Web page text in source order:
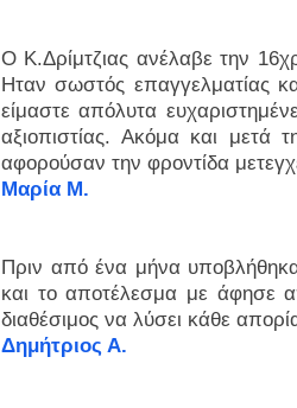
Ο Κ.Δρίμτζιας ανέλαβε την
Ηταν σωστός επαγγελματίας
είμαστε απόλυτα
αξιοπιστίας. Ακόμα και μετά
αφορούσαν την φροντίδα
Μαρία Μ.
Πριν από ένα μήνα
και το αποτέλεσμα με άφησε
διαθέσιμος να λύσει κάθε
Δημήτριος Α.